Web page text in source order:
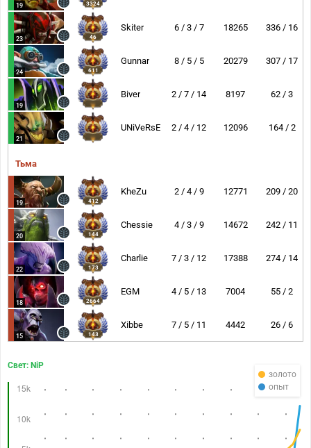
19 3324
23 46
Skiter 6 / 3 / 7 18265 336 / 16
24 611
Gunnar 8 / 5 / 5 20279 307 / 17
19
Biver 2 / 7 / 14 8197 62 / 3
21
UNiVeRsE 2 / 4 / 12 12096 164 / 2
Тьма
19 412
KheZu 2 / 4 / 9 12771 209 / 20
20 144
Chessie 4 / 3 / 9 14672 242 / 11
22 173
Charlie 7 / 3 / 12 17388 274 / 14
18 2664
EGM 4 / 5 / 13 7004 55 / 2
15 143
Xibbe 7 / 5 / 11 4442 26 / 6
золото
опыт
Свет: NiP